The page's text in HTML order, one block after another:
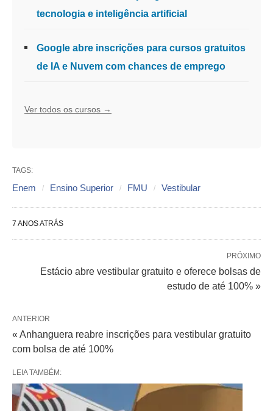
tecnologia e inteligência artificial
Google abre inscrições para cursos gratuitos
de IA e Nuvem com chances de emprego
Ver todos os cursos →
TAGS:
Enem Ensino Superior FMU Vestibular
7 ANOS ATRÁS
PRÓXIMO
Estácio abre vestibular gratuito e oferece bolsas de
estudo de até 100% »
ANTERIOR
« Anhanguera reabre inscrições para vestibular gratuito
com bolsa de até 100%
LEIA TAMBÉM: